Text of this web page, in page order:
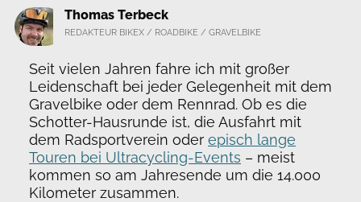
Thomas Terbeck
REDAKTEUR BIKEX / ROADBIKE / GRAVELBIKE
Seit vielen Jahren fahre ich mit großer
Leidenschaft bei jeder Gelegenheit mit dem
Gravelbike oder dem Rennrad. Ob es die
Schotter-Hausrunde ist, die Ausfahrt mit
dem Radsportverein oder episch lange
Touren bei Ultracycling-Events – meist
kommen so am Jahresende um die 14.000
Kilometer zusammen.